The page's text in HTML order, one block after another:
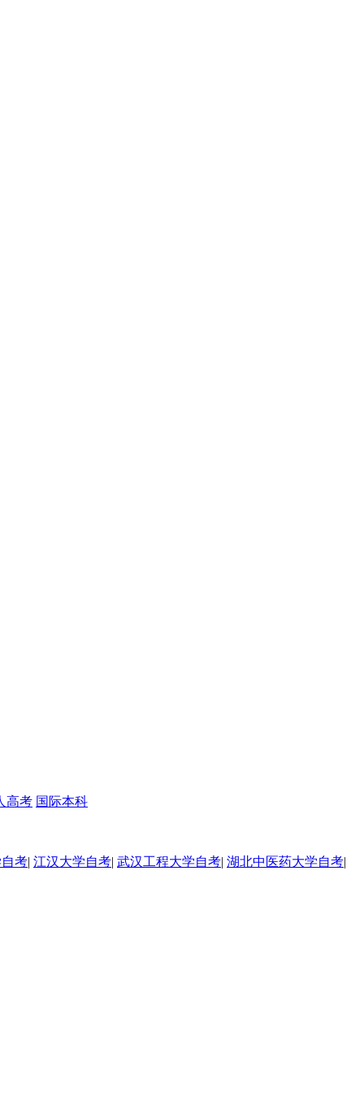
高考 国际本科
考| 江汉大学自考| 武汉工程大学自考| 湖北中医药大学自考|